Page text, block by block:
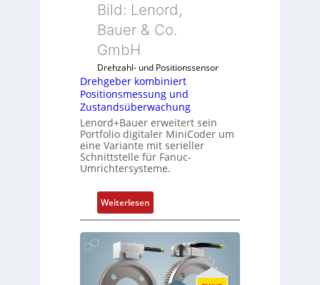
i
b
ü
r
d
i
e
A
w
e
u
n
o
d
e
b
r
i
n
g
e
G
5
Bild: Lenord,
Bauer & Co.
GmbH
Drehzahl- und Positionssensor
Drehgeber kombiniert
Positionsmessung und
Zustandsüberwachung
Lenord+Bauer erweitert sein
Portfolio digitaler MiniCoder um
eine Variante mit serieller
Schnittstelle für Fanuc-
Umrichtersysteme.
Weiterlesen:
D
r
e
g